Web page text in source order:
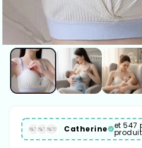
Catherine et 547
produit